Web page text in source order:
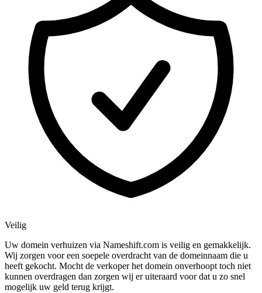
Veilig
Uw domein verhuizen via Nameshift.com is veilig en gemakkelijk.
Wij zorgen voor een soepele overdracht van de domeinnaam die u
heeft gekocht. Mocht de verkoper het domein onverhoopt toch niet
kunnen overdragen dan zorgen wij er uiteraard voor dat u zo snel
mogelijk uw geld terug krijgt.